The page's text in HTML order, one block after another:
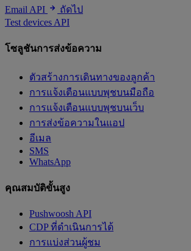
Email API
ถัดไป
Test devices API
โซลูชันการส่งข้อความ
ตัวสร้างการเดินทางของลูกค้า
การแจ้งเตือนแบบพุชบนมือถือ
การแจ้งเตือนแบบพุชบนเว็บ
การส่งข้อความในแอป
อีเมล
SMS
WhatsApp
คุณสมบัติขั้นสูง
Pushwoosh API
CDP ที่ดำเนินการได้
การแบ่งส่วนผู้ชม